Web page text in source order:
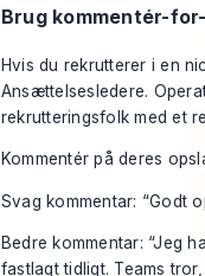
Brug kommentér-
Hvis du rekrutterer i en
Ansættelsesledere.
rekrutteringsfolk med et
Kommentér på deres
Svag kommentar: “Godt
Bedre kommentar: “Jeg
fastlagt tidligt. Teams